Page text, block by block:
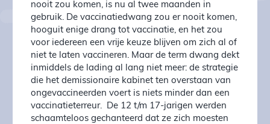
nooit zou komen, is nu al twee maanden in
gebruik. De vaccinatiedwang zou er nooit komen,
hooguit enige drang tot vaccinatie, en het zou
voor iedereen een vrije keuze blijven om zich al of
niet te laten vaccineren. Maar de term dwang dekt
inmiddels de lading al lang niet meer: de strategie
die het demissionaire kabinet ten overstaan van
ongevaccineerden voert is niets minder dan een
vaccinatieterreur. De 12 t/m 17-jarigen werden
schaamteloos gechanteerd dat ze zich moesten